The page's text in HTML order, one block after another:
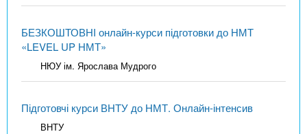
БЕЗКОШТОВНІ онлайн-курси підготовки до НМТ
«LEVEL UP НМТ»
НЮУ ім. Ярослава Мудрого
Підготовчі курси ВНТУ до НМТ. Онлайн-інтенсив
ВНТУ